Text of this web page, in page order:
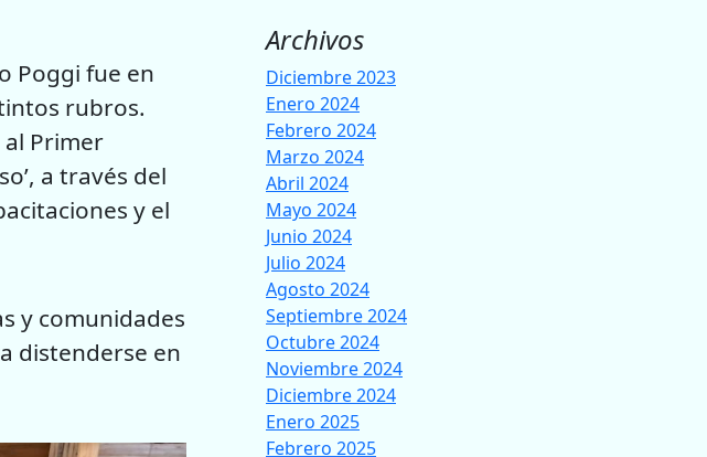
Poggi fue en
rubros.
Primer
a través del
y el
y comunidades
distenderse en
Archivos
Diciembre 2023
Enero 2024
Febrero 2024
Marzo 2024
Abril 2024
Mayo 2024
Junio 2024
Julio 2024
Agosto 2024
Septiembre 2024
Octubre 2024
Noviembre 2024
Diciembre 2024
Enero 2025
Febrero 2025